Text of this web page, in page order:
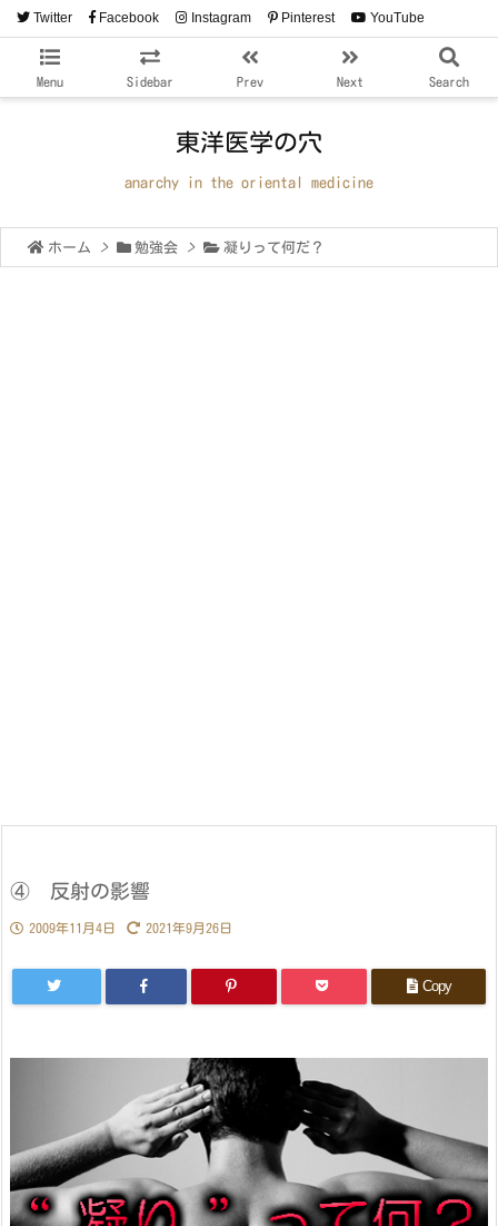
Menu Sidebar Prev Next Search
Twitter Facebook Instagram Pinterest YouTube
RSS
東洋医学の穴
anarchy in the oriental medicine
ホーム > 勉強会 > 凝りって何だ？
④ 反射の影響
2009年11月4日 2021年9月26日
Copy